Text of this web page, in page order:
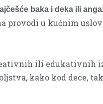
baka i deka ili
provodi u kućnim
ili edukativnih
kako kod dece,